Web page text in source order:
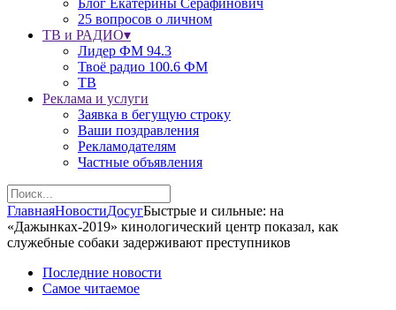
Блог Екатерины Серафинович
25 вопросов о личном
ТВ и РАДИО▾
Лидер ФМ 94.3
Твоё радио 100.6 ФМ
ТВ
Реклама и услуги
Заявка в бегущую строку
Ваши поздравления
Рекламодателям
Частные объявления
ГлавнаяНовостиДосугБыстрые и сильные: на
«Дажынках-2019» кинологический центр показал, как
служебные собаки задерживают преступников
Последние новости
Самое читаемое